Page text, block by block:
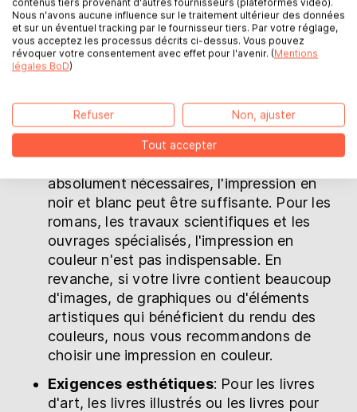
Budget: l'impression en noir et blanc est
généralement plus économique que
l'impression en couleur. Si votre budget est
Contenu du livre: si votre livre contient
principalement du texte et que les
absolument nécessaires, l'impression en
noir et blanc peut être suffisante. Pour les
romans, les travaux scientifiques et les
ouvrages spécialisés, l'impression en
couleur n'est pas indispensable. En
revanche, si votre livre contient beaucoup
d'images, de graphiques ou d'éléments
artistiques qui bénéficient du rendu des
couleurs, nous vous recommandons de
choisir une impression en couleur.
Exigences esthétiques: Pour les livres
d'art, les livres illustrés ou les livres pour
contenus tiers provenant d'autres fournisseurs (plateformes vidéo).
Nous n'avons aucune influence sur le traitement ultérieur des données
et sur un éventuel tracking par le fournisseur tiers. Par votre réglage,
vous acceptez les processus décrits ci-dessus. Vous pouvez
révoquer votre consentement avec effet pour l'avenir. (Mentions
légales BoD)
Refuser Non, ajuster
Tout accepter